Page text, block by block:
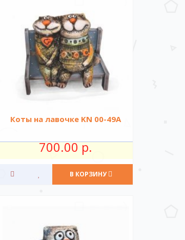
Коты на лавочке KN 00-49A
700.00 р.
В КОРЗИНУ